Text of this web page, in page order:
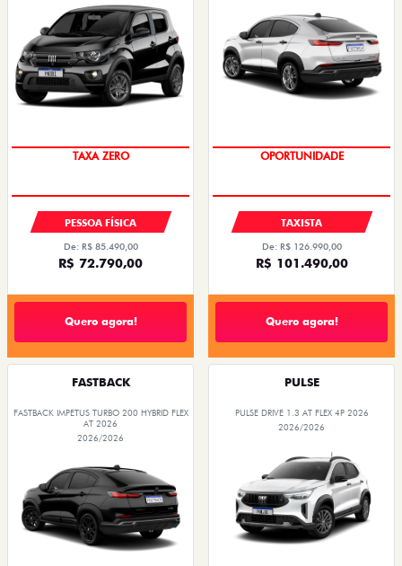
PREÇO IMPERDÍVEL
PESSOA FÍSICA
De: R$ 85.490,00
R$ 72.790,00
Quero agora!
OPORTUNIDADE
TAXISTA
De: R$ 126.990,00
R$ 101.490,00
Quero agora!
FASTBACK
FASTBACK IMPETUS TURBO 200 HYBRID FLEX
AT 2026
2026/2026
PULSE
PULSE DRIVE 1.3 AT FLEX 4P 2026
2026/2026